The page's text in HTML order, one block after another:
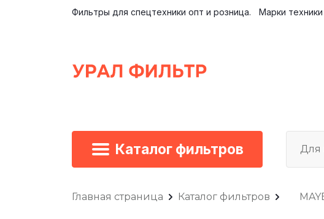
Каталог фильтров
Фильтры для спецтехники опт и розница. Марки техники
Главная страница Каталог фильтров